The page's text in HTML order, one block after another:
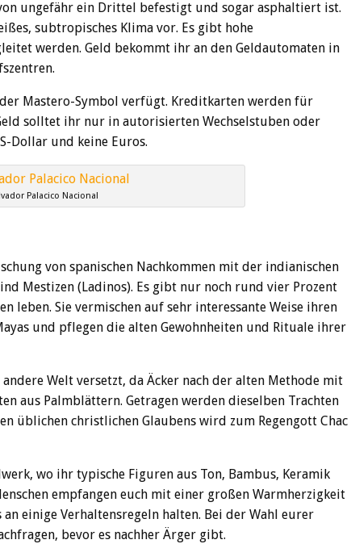
ungefähr ein Drittel befestigt und sogar asphaltiert ist.
subtropisches Klima vor. Es gibt hohe
werden. Geld bekommt ihr an den Geldautomaten in
Mastero-Symbol verfügt. Kreditkarten werden für
solltet ihr nur in autorisierten Wechselstuben oder
Dollar und keine Euros.
Palacico Nacional
von spanischen Nachkommen mit der indianischen
Mestizen (Ladinos). Es gibt nur noch rund vier Prozent
leben. Sie vermischen auf sehr interessante Weise ihren
und pflegen die alten Gewohnheiten und Rituale ihrer
Welt versetzt, da Äcker nach der alten Methode mit
aus Palmblättern. Getragen werden dieselben Trachten
üblichen christlichen Glaubens wird zum Regengott Chac
wo ihr typische Figuren aus Ton, Bambus, Keramik
empfangen euch mit einer großen Warmherzigkeit
einige Verhaltensregeln halten. Bei der Wahl eurer
bevor es nachher Ärger gibt.